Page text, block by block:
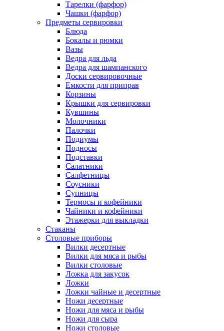
Тарелки (фарфор)
Чашки (фарфор)
Предметы сервировки
Блюда
Бокалы и рюмки
Вазы
Ведра для льда
Ведра для шампанского
Доски сервировочные
Емкости для приправ
Корзины
Крышки для сервировки
Кувшины
Молочники
Палочки
Подиумы
Подносы
Подставки
Салатники
Салфетницы
Соусники
Супницы
Термосы и кофейники
Чайники и кофейники
Этажерки для выкладки
Стаканы
Столовые приборы
Вилки десертные
Вилки для мяса и рыбы
Вилки столовые
Ложка для закусок
Ложки
Ложки чайные и десертные
Ножи десертные
Ножи для мяса и рыбы
Ножи для сыра
Ножи столовые